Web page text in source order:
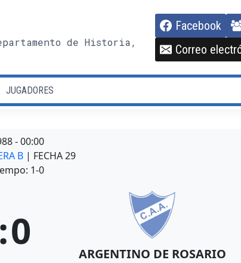
de Historia,
Facebook
Correo
JUGADORES
-00:00
B | FECHA 29
1-0
:0 ARGENTINO DE ROSARIO